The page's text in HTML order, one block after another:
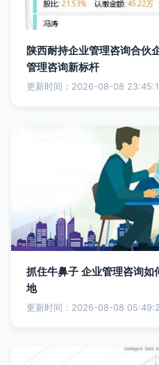
陕西耐持企业管理咨询合伙
管理咨询新标杆
更新时间：2026-08-08
抓住牛鼻子 企业管理咨询
地
更新时间：2026-08-08